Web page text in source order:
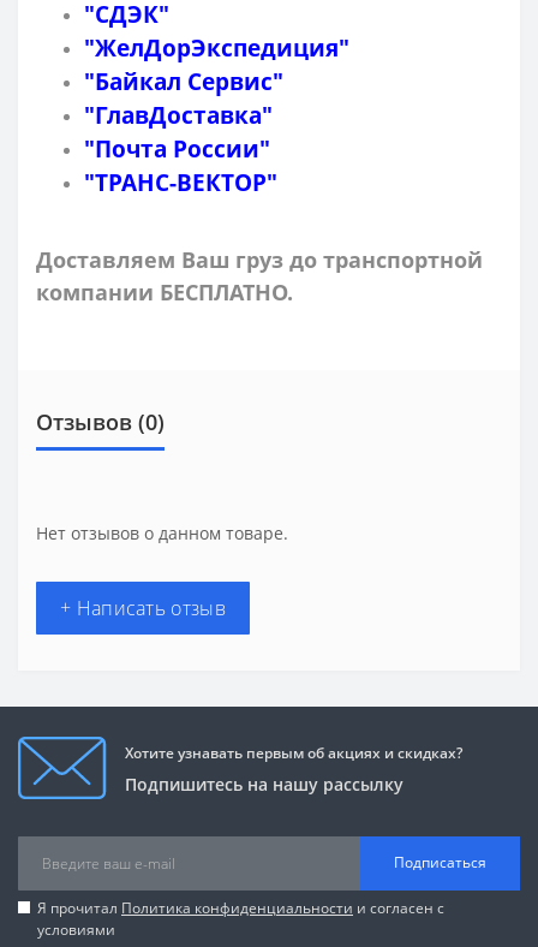
"СДЭК"
"ЖелДорЭкспедиция"
"Байкал Сервис"
"ГлавДоставка"
"Почта России"
"ТРАНС-ВЕКТОР"
Доставляем Ваш груз до транспортной
компании БЕСПЛАТНО.
Отзывов (0)
Нет отзывов о данном товаре.
+ Написать отзыв
Хотите узнавать первым об акциях и скидках?
Подпишитесь на нашу рассылку
Подписаться
Я прочитал Политика конфиденциальности и согласен с
условиями